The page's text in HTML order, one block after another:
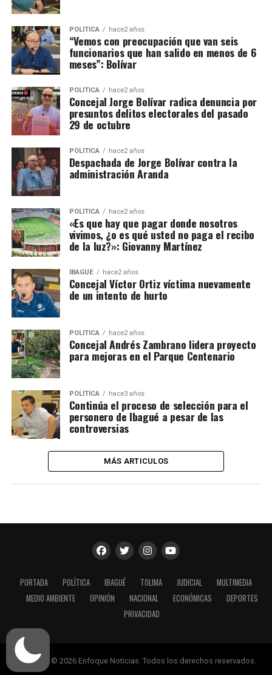
POLÍTICA hace2 años
“Vemos con preocupación que van seis
funcionarios que han salido en menos de 6
meses”: Bolívar
POLÍTICA hace2 años
Concejal Jorge Bolívar radica denuncia por
presuntos delitos electorales del pasado
29 de octubre
POLÍTICA hace2 años
Despachada de Jorge Bolívar contra la
administración Aranda
POLÍTICA hace2 años
«Es que hay que pagar donde nosotros
vivimos, ¿o es qué usted no paga el recibo
de la luz?»: Giovanny Martínez
IBAGUÉ hace2 años
Concejal Víctor Ortiz víctima nuevamente
de un intento de hurto
POLÍTICA hace2 años
Concejal Andrés Zambrano lidera proyecto
para mejoras en el Parque Centenario
POLÍTICA hace3 años
Continúa el proceso de selección para el
personero de Ibagué a pesar de las
controversias
MÁS ARTICULOS
PORTADA POLÍTICA IBAGUÉ TOLIMA JUDICIAL
MULTIMEDIA
MEDIO AMBIENTE
OPINIÓN NACIONAL ECONÓMICAS
DEPORTES
PRIVACIDAD
Copyright © 2026 Enfoque Noticias. Todos los derechos reservados.